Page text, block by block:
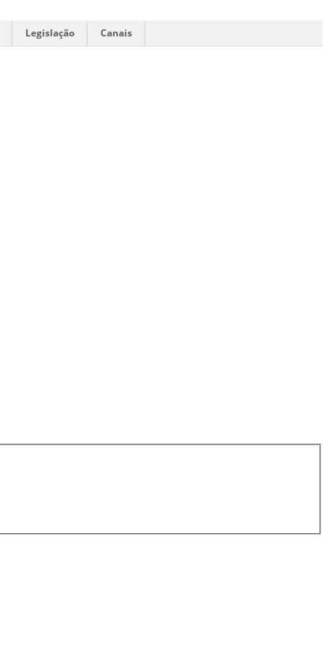
Legislação Canais